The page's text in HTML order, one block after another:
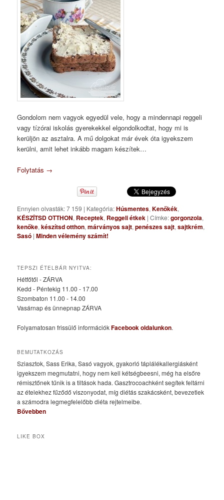
Gondolom nem vagyok egyedül vele, hogy a mindennapi reggeli
vagy tízórai iskolás gyerekekkel elgondolkodtat, hogy mi is
kerüljön az asztalra. A mű dolgokat már évek óta igyekszem
kerülni, amit lehet inkább magam készítek…
Folytatás →
Ennyien olvasták: 7 159 | Kategória:Húsmentes,Kenőkék,
KÉSZÍTSD OTTHON, Receptek, Reggeli étkek |Címke:gorgonzola,
kenőke,készítsd otthon,márványos sajt,penészes sajt,sajtkrém,
Sasó |Minden vélemény számít!
TEPSZI ÉTELBÁR NYITVA:
Hétfőtől - ZÁRVA
Kedd - Péntekig 11.00 - 17.00
Szombaton 11.00 - 14.00
Vasárnap és ünnepnap ZÁRVA
Folyamatosan frissülő információkFacebook oldalunkon.
BEMUTATKOZÁS
Sziasztok, Sass Erika, Sasó vagyok, gyakorló táplálékallergiásként
igyekszem megmutatni, hogy nem kell kétségbeesni, még ha elsőre
rémisztőnek tűnik is a tiltások hada. Gasztrocoachként segítek feltárni
az ételekhez fűződő viszonyodat, míg diétás szakácsként, bevezetlek
a számodra legmegfelelőbb diéta rejtelmeibe.
Bővebben
LIKE BOX